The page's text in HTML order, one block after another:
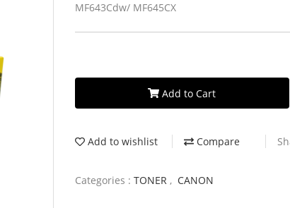
MF643Cdw/ MF645CX
Add to Cart
Add to wishlist Compare
Categories : TONER , CANON